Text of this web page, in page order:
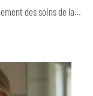
des soins de la…